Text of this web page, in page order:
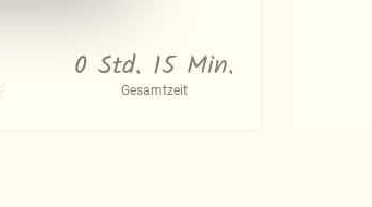
0 Std. 15 Min.
Gesamtzeit